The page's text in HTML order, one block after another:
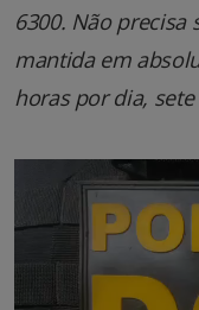
6300. Não precisa
mantida em
horas por dia,